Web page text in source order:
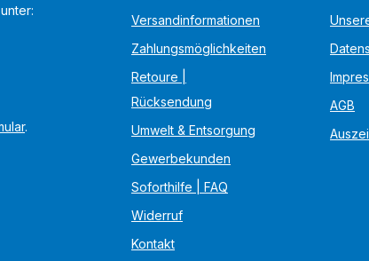
.
Versandinformationen
Zahlungsmöglichkeiten
Retoure |
Rücksendung
Umwelt & Entsorgung
Gewerbekunden
Soforthilfe | FAQ
Widerruf
Kontakt
AGB